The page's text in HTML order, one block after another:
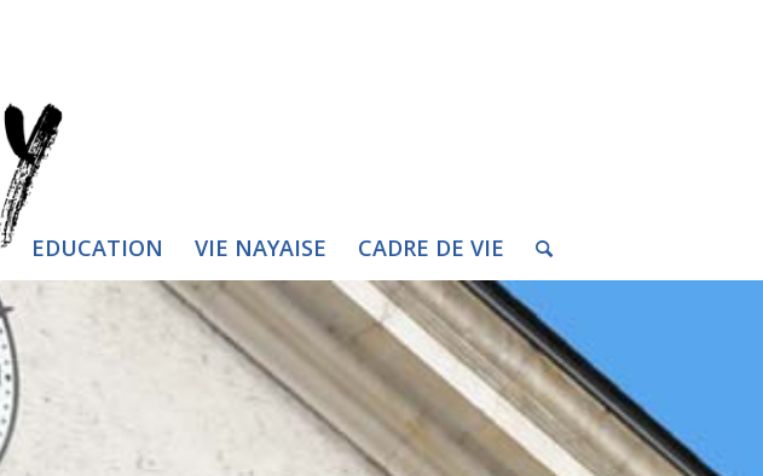
EDUCATION VIE NAYAISE CADRE DE VIE